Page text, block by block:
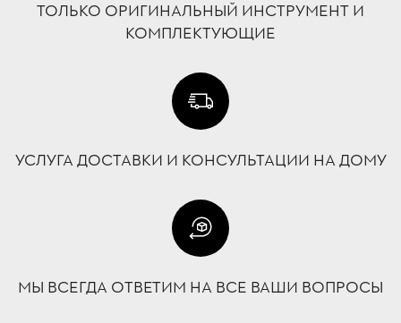
ТОЛЬКО ОРИГИНАЛЬНЫЙ ИНСТРУМЕНТ И
КОМПЛЕКТУЮЩИЕ
УСЛУГА ДОСТАВКИ И КОНСУЛЬТАЦИИ НА ДОМУ
МЫ ВСЕГДА ОТВЕТИМ НА ВСЕ ВАШИ ВОПРОСЫ